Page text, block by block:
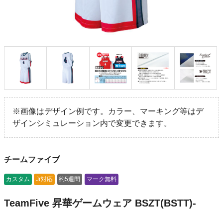
※画像はデザイン例です。カラー、マーキング等はデ
ザインシミュレーション内で変更できます。
チームファイブ
カスタム Jr対応 約5週間 マーク無料
TeamFive 昇華ゲームウェア BSZT(BSTT)-